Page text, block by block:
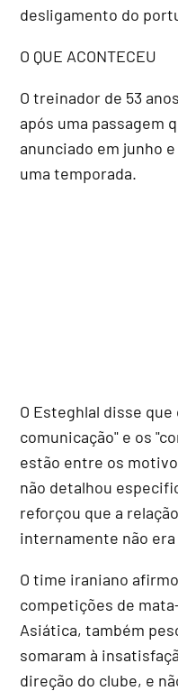
desligamento do
O QUE ACONTECEU
O treinador de 53
após uma passagem
anunciado em junho
uma temporada.
O Esteghlal disse que
comunicação" e os
estão entre os
não detalhou
reforçou que a
internamente não era
O time iraniano
competições de
Asiática, também
somaram à
direção do clube, e